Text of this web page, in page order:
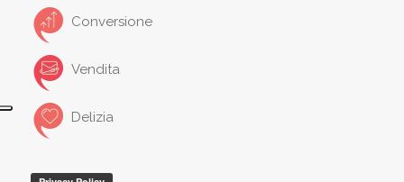
Conversione
Vendita
Delizia